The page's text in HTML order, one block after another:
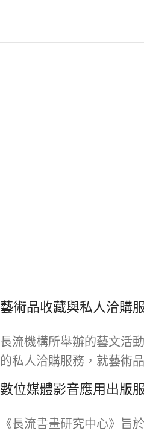
藝術品收藏與私人洽購
長流機構所舉辦的藝文活
的私人洽購服務，就藝術
數位媒體影音應用出版
《長流書畫研究中心》旨